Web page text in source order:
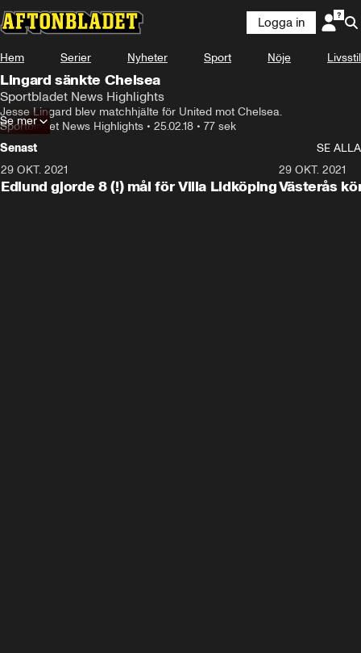
Logga in
Hem Serier Nyheter Sport Nöje Livsstil
Lingard sänkte Chelsea
Sportbladet News Highlights
Jesse Lingard blev matchhjälte för United mot Chelsea.
Sportbladet News Highlights • 25.02.18 • 77 sek
Se mer
Senast
SE ALLA
29 OKT. 2021
Edlund gjorde 8 (!) mål för Villa Lidköping
29 OKT. 2021
Västerås